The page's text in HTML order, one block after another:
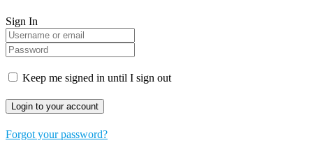
Sign In
Keep me signed in until I sign out
Forgot your password?